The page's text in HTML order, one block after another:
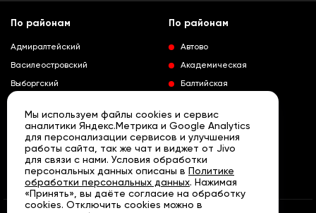
По районам
Адмиралтейский
Василеостровский
Выборгский
Колпинский
Красногвардейский
Краносельский
Кронштадтский
Курортный
Развернуть
По районам
Автово
Академическая
Балтийская
Выборгская
Гражданский проспект
Девяткино
Кировский завод
Ленинский проспект
Мы используем файлы cookies и сервис
аналитики Яндекс.Метрика и Google Analytics
для персонализации сервисов и улучшения
работы сайта, так же чат и виджет от Jivo
для связи с нами. Условия обработки
персональных данных описаны в Политике
обработки персональных данных. Нажимая
«Принять», вы даёте согласие на обработку
cookies. Отключить cookies можно в